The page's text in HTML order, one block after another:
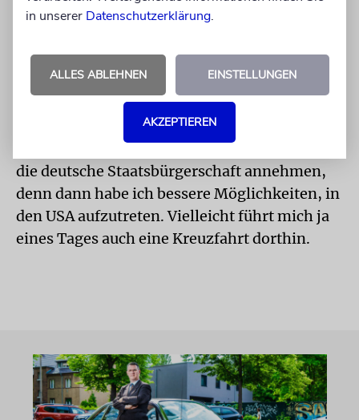
Herzen eine besondere Beziehung zu diesem
Aber ich werde in Frankfurt bleiben und mir
hier eine Zukunft aufbauen. Ich möchte auch
die deutsche Staatsbürgerschaft annehmen,
denn dann habe ich bessere Möglichkeiten, in
den USA aufzutreten. Vielleicht führt mich ja
eines Tages auch eine Kreuzfahrt dorthin.
in unserer Datenschutzerklärung.
ALLES ABLEHNEN EINSTELLUNGEN
AKZEPTIEREN